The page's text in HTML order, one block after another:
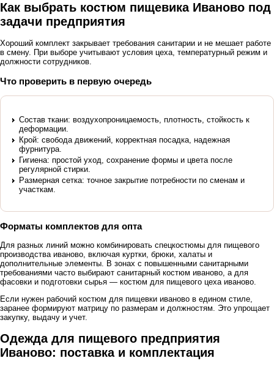
Как выбрать костюм пищевика Иваново под
задачи предприятия
Хороший комплект закрывает требования санитарии и не мешает работе
в смену. При выборе учитывают условия цеха, температурный режим и
должности сотрудников.
Что проверить в первую очередь
Состав ткани: воздухопроницаемость, плотность, стойкость к
деформации.
Крой: свобода движений, корректная посадка, надежная
фурнитура.
Гигиена: простой уход, сохранение формы и цвета после
регулярной стирки.
Размерная сетка: точное закрытие потребности по сменам и
участкам.
Форматы комплектов для опта
Для разных линий можно комбинировать спецкостюмы для пищевого
производства иваново, включая куртки, брюки, халаты и
дополнительные элементы. В зонах с повышенными санитарными
требованиями часто выбирают санитарный костюм иваново, а для
фасовки и подготовки сырья — костюм для пищевого цеха иваново.
Если нужен рабочий костюм для пищевки иваново в едином стиле,
заранее формируют матрицу по размерам и должностям. Это упрощает
закупку, выдачу и учет.
Одежда для пищевого предприятия
Иваново: поставка и комплектация